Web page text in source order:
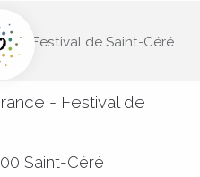
- Festival de Saint-Céré
- Festival de
Saint-Céré